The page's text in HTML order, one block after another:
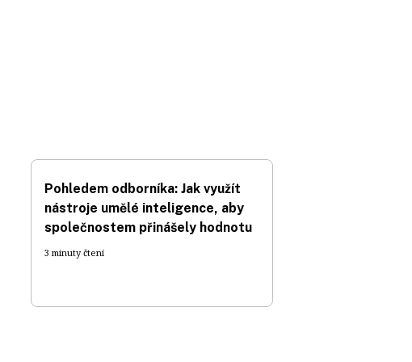
Pohledem odborníka: Jak využít
nástroje umělé inteligence, aby
společnostem přinášely hodnotu
3 minuty čtení